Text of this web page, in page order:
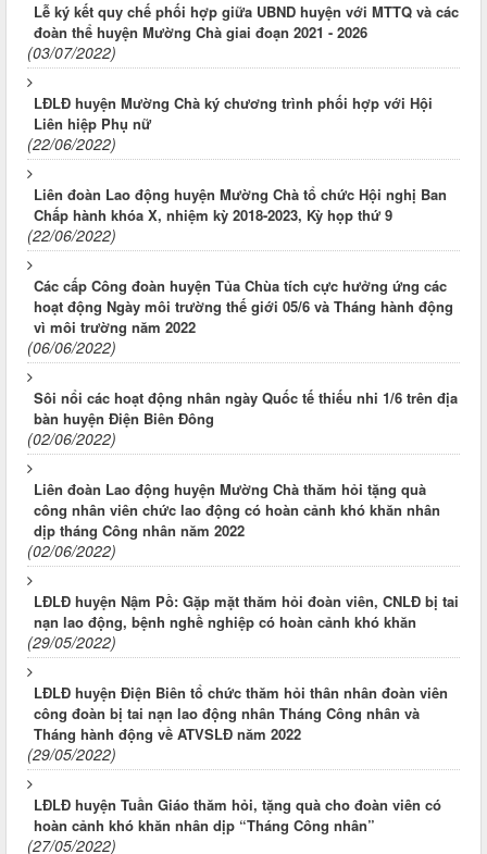
Lễ ký kết quy chế phối hợp giữa UBND huyện với MTTQ và các
đoàn thể huyện Mường Chà giai đoạn 2021 - 2026
(03/07/2022)
LĐLĐ huyện Mường Chà ký chương trình phối hợp với Hội
Liên hiệp Phụ nữ
(22/06/2022)
Liên đoàn Lao động huyện Mường Chà tổ chức Hội nghị Ban
Chấp hành khóa X, nhiệm kỳ 2018-2023, Kỳ họp thứ 9
(22/06/2022)
Các cấp Công đoàn huyện Tủa Chùa tích cực hưởng ứng các
hoạt động Ngày môi trường thế giới 05/6 và Tháng hành động
vì môi trường năm 2022
(06/06/2022)
Sôi nổi các hoạt động nhân ngày Quốc tế thiếu nhi 1/6 trên địa
bàn huyện Điện Biên Đông
(02/06/2022)
Liên đoàn Lao động huyện Mường Chà thăm hỏi tặng quà
công nhân viên chức lao động có hoàn cảnh khó khăn nhân
dịp tháng Công nhân năm 2022
(02/06/2022)
LĐLĐ huyện Nậm Pồ: Gặp mặt thăm hỏi đoàn viên, CNLĐ bị tai
nạn lao động, bệnh nghề nghiệp có hoàn cảnh khó khăn
(29/05/2022)
LĐLĐ huyện Điện Biên tổ chức thăm hỏi thân nhân đoàn viên
công đoàn bị tai nạn lao động nhân Tháng Công nhân và
Tháng hành động về ATVSLĐ năm 2022
(29/05/2022)
LĐLĐ huyện Tuần Giáo thăm hỏi, tặng quà cho đoàn viên có
hoàn cảnh khó khăn nhân dịp “Tháng Công nhân”
(27/05/2022)